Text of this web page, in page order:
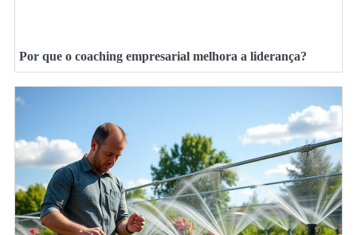
Por que o coaching empresarial melhora a liderança?